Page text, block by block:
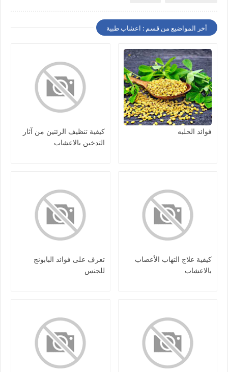
أخر المواضيع من قسم : اعشاب طبية
فوائد الحلبه
كيفية تنظيف الرئتين من آثار
التدخين بالاعشاب
كيفية علاج التهاب الأعصاب
بالاعشاب
تعرف على فوائد البابونج
للجنس